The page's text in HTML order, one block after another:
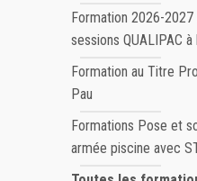
Formation 2026-
sessions QUALIPAC
Formation au Titre
Pau
Formations Pose et
armée piscine avec